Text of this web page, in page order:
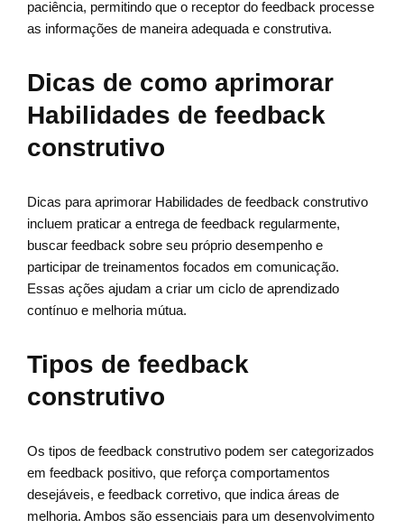
paciência, permitindo que o receptor do feedback processe
as informações de maneira adequada e construtiva.
Dicas de como aprimorar
Habilidades de feedback
construtivo
Dicas para aprimorar Habilidades de feedback construtivo
incluem praticar a entrega de feedback regularmente,
buscar feedback sobre seu próprio desempenho e
participar de treinamentos focados em comunicação.
Essas ações ajudam a criar um ciclo de aprendizado
contínuo e melhoria mútua.
Tipos de feedback
construtivo
Os tipos de feedback construtivo podem ser categorizados
em feedback positivo, que reforça comportamentos
desejáveis, e feedback corretivo, que indica áreas de
melhoria. Ambos são essenciais para um desenvolvimento